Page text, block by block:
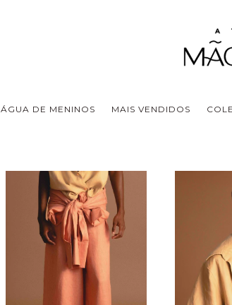
ÁGUA DE MENINOS MAIS VENDIDOS